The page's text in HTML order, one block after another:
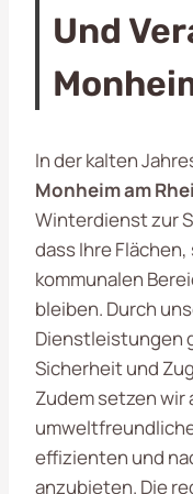
Und
In der kalten
Monheim am
Winterdienst zur
dass Ihre
kommunalen
bleiben. Durch
Dienstleistungen
Sicherheit und
Zudem setzen wir
effizienten und
anzubieten. Die